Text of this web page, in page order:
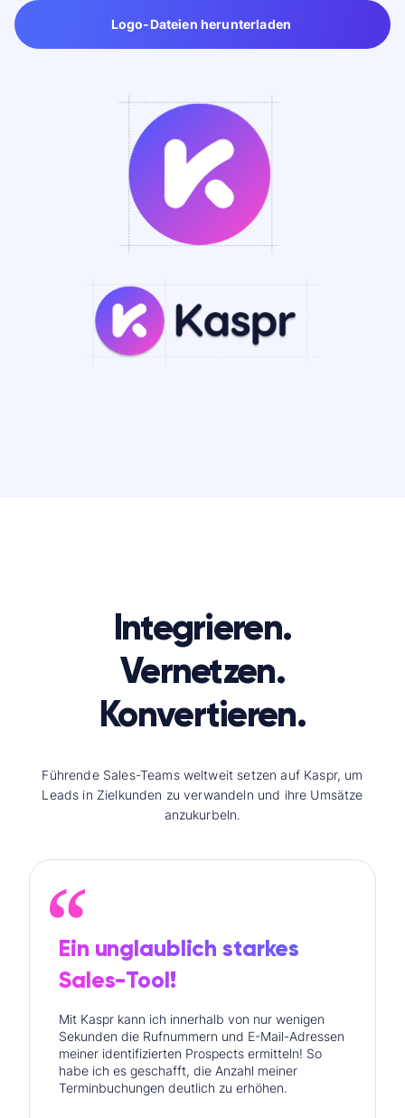
Logo-Dateien herunterladen
Integrieren.
Vernetzen.
Konvertieren.
Führende Sales-Teams weltweit setzen auf Kaspr, um
Leads in Zielkunden zu verwandeln und ihre Umsätze
anzukurbeln.
Ein unglaublich starkes
Sales-Tool!
Mit Kaspr kann ich innerhalb von nur wenigen
Sekunden die Rufnummern und E-Mail-Adressen
meiner identifizierten Prospects ermitteln! So
habe ich es geschafft, die Anzahl meiner
Terminbuchungen deutlich zu erhöhen.